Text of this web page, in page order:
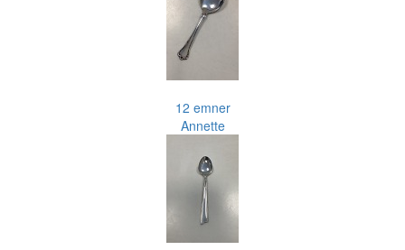
12 emner
Annette